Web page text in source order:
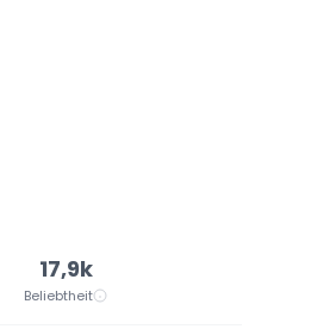
17,9k
Beliebtheit